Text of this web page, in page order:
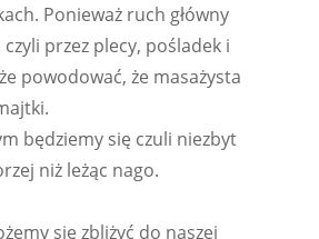
Ponieważ ruch główny
czyli przez plecy, pośladek i
powodować, że masażysta
będziemy się czuli niezbyt
niż leżąc nago.
się zbliżyć do naszej